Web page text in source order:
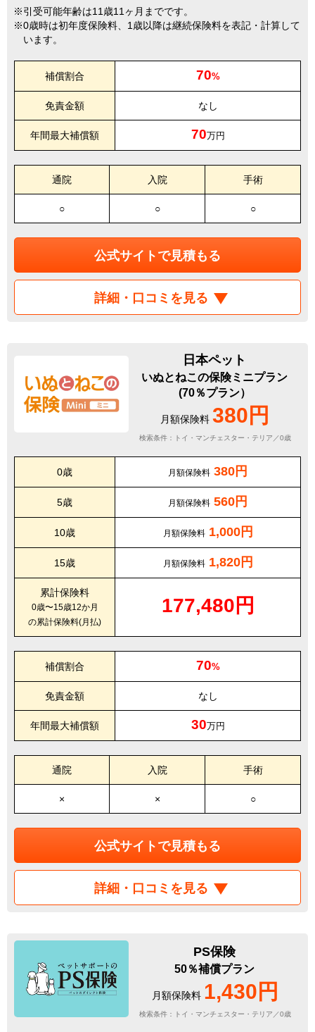
引受可能年齢は11歳11ヶ月までです。
0歳時は初年度保険料、1歳以降は継続保険料を表記・計算して
います。
補償割合 70%
免責金額 なし
年間最大補償額 70万円
通院 入院 手術
○ ○ ○
公式サイトで見積もる
詳細・口コミを見る
日本ペット
いぬとねこの保険ミニプラン
(70％プラン）
月額保険料 380円
検索条件：トイ・マンチェスター・テリア／0歳
0歳 月額保険料 380円
5歳 月額保険料 560円
10歳 月額保険料 1,000円
15歳 月額保険料 1,820円
累計保険料
0歳〜15歳12か月
の累計保険料(月払)
177,480円
補償割合 70%
免責金額 なし
年間最大補償額 30万円
通院 入院 手術
× × ○
公式サイトで見積もる
詳細・口コミを見る
PS保険
50％補償プラン
月額保険料 1,430円
検索条件：トイ・マンチェスター・テリア／0歳